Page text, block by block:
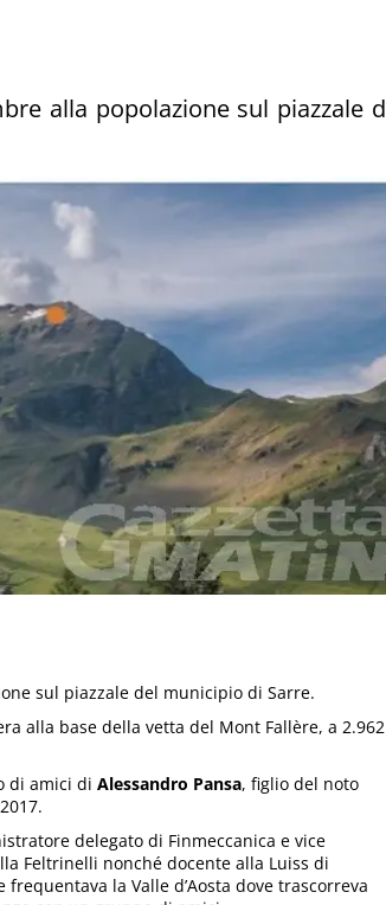
alla popolazione sul piazzale
sul piazzale del municipio di Sarre.
alla base della vetta del Mont Fallère, a 2.962
di amici di Alessandro Pansa, figlio del noto
delegato di Finmeccanica e vice
Feltrinelli nonché docente alla Luiss di
frequentava la Valle d’Aosta dove trascorreva